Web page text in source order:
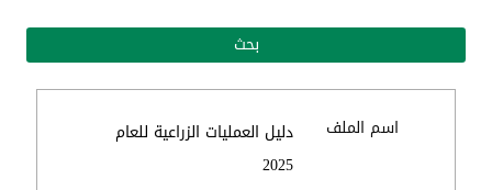
اسم الملف
دليل العمليات الزراعية للعام
2025